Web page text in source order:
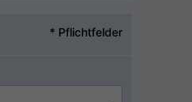
* Pflichtfelder